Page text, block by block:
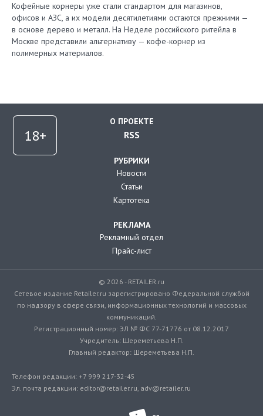
Кофейные корнеры уже стали стандартом для магазинов,
офисов и АЗС, а их модели десятилетиями остаются прежними —
в основе дерево и металл. На Неделе российского ритейла в
Москве представили альтернативу — кофе-корнер из
полимерных материалов.
О ПРОЕКТЕ
RSS
РУБРИКИ
Новости
Статьи
Картотека
РЕКЛАМА
Рекламный отдел
Прайс-лист
© 2026 - RETAILER.ru
Сетевое издание Retailer.ru зарегистрировано Федеральной службой
по надзору в сфере связи, информационных технологий и массовых
коммуникаций.
Регистрационный номер: ЭЛ № ФС 77-71776 от 08.12.2017
Учредитель: Шереметьева Н.П.
Главный редактор: Шереметьева Н.П.
Телефон редакции: +7 999 217-32-45
Эл. почта редакции: editor@retailer.ru, adv@retailer.ru